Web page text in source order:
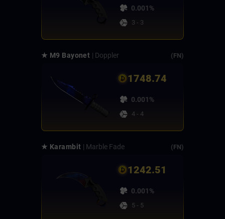
0.001%
3 - 3
★ M9 Bayonet | Doppler (FN)
1748.74
0.001%
4 - 4
★ Karambit | Marble Fade (FN)
1242.51
0.001%
5 - 5